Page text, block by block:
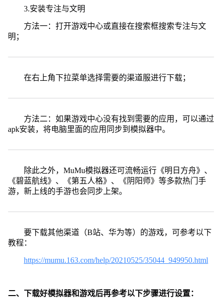
3.安装专注与文明
方法一：打开游戏中心或直接在搜索框搜索专注与文
明；
在右上角下拉菜单选择需要的渠道服进行下载；
方法二：如果游戏中心没有找到需要的应用，可以通过
apk安装，将电脑里面的应用同步到模拟器中。
除此之外，MuMu模拟器还可流畅运行《明日方舟》、
《碧蓝航线》、《第五人格》、《阴阳师》等多款热门手
游，新上线的手游也会同步上架。
要下载其他渠道（B站、华为等）的游戏，可参考以下
教程：
https://mumu.163.com/help/20210525/35044_949950.html
二、下载好模拟器和游戏后再参考以下步骤进行设置：